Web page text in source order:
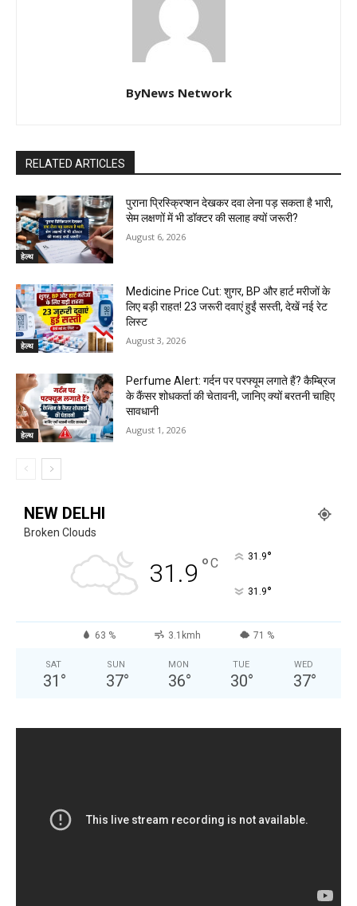
ByNews Network
RELATED ARTICLES
हेल्थ
पुराना प्रिस्क्रिप्शन देखकर दवा लेना पड़ सकता है भारी,
सेम लक्षणों में भी डॉक्टर की सलाह क्यों जरूरी?
August 6, 2026
हेल्थ
Medicine Price Cut: शुगर, BP और हार्ट मरीजों के
लिए बड़ी राहत! 23 जरूरी दवाएं हुईं सस्ती, देखें नई रेट
लिस्ट
August 3, 2026
हेल्थ
Perfume Alert: गर्दन पर परफ्यूम लगाते हैं? कैम्ब्रिज
के कैंसर शोधकर्ता की चेतावनी, जानिए क्यों बरतनी चाहिए
सावधानी
August 1, 2026
NEW DELHI
Broken Clouds
31.9 °C 31.9°
31.9°
63 % 3.1kmh 71 %
SAT
31 °
SUN
37°
MON
36°
TUE
30°
WED
37°